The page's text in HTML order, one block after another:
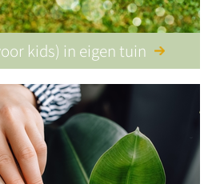
kids) in eigen tuin